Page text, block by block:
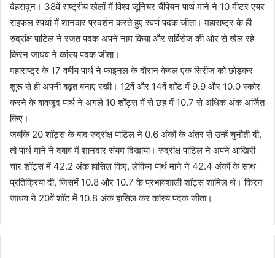
देहरादून। 38वें राष्ट्रीय खेलों में विश्व जूनियर चैंपियन पार्थ माने ने 10 मीटर एयर
राइफल स्पर्धा में शानदार प्रदर्शन करते हुए स्वर्ण पदक जीता। महाराष्ट्र के ही
रुद्रांक्ष पाटिल ने रजत पदक अपने नाम किया और सर्विसेज की ओर से खेल रहे
किरन जाधव ने कांस्य पदक जीता।
महाराष्ट्र के 17 वर्षीय पार्थ ने फाइनल के दौरान केवल एक सिरीज को छोड़कर
शुरू से ही अपनी बढ़त बनाए रखी। 12वें और 14वें शॉट में 9.9 और 10.0 स्कोर
करने के बावजूद पार्थ ने अगले 10 शॉट्स में से छह में 10.7 से अधिक अंक अर्जित
किए।
जबकि 20 शॉट्स के बाद रुद्रांक्ष पाटिल ने 0.6 अंकों के अंतर से उन्हें चुनौती दी,
तो पार्थ माने ने दबाव में शानदार संयम दिखाया। रुद्रांक्ष पाटिल ने अपने आखिरी
चार शॉट्स में 42.2 अंक हासिल किए, लेकिन पार्थ माने ने 42.4 अंकों के साथ
प्रतिक्रिया दी, जिसमें 10.8 और 10.7 के प्रभावशाली शॉट्स शामिल थे। किरन
जाधव ने 20वें शॉट में 10.8 अंक हासिल कर कांस्य पदक जीता।